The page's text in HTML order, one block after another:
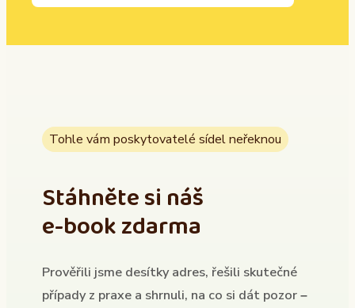
Tohle vám poskytovatelé sídel neřeknou
Stáhněte si náš
e-book zdarma
Prověřili jsme desítky adres, řešili skutečné
případy z praxe a shrnuli, na co si dát pozor –